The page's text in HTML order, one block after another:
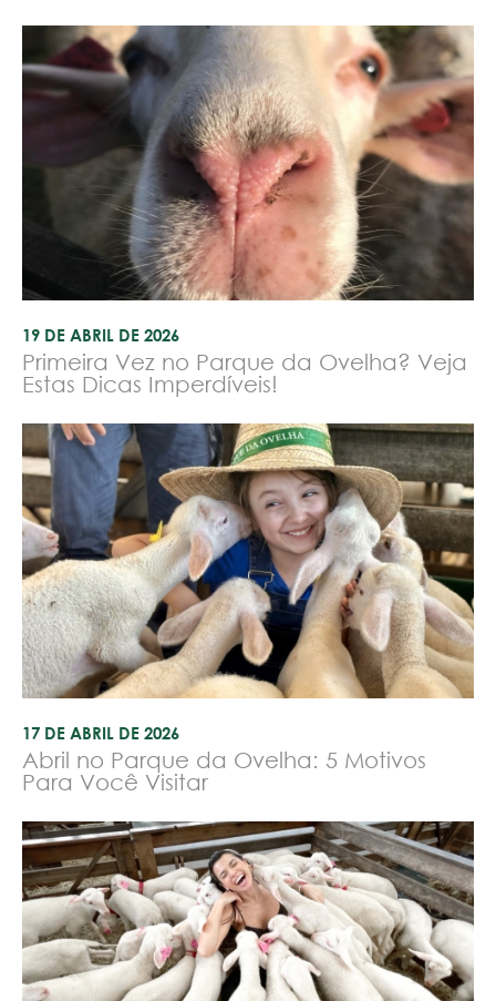
19 DE ABRIL DE 2026
Primeira Vez no Parque da Ovelha? Veja
Estas Dicas Imperdíveis!
17 DE ABRIL DE 2026
Abril no Parque da Ovelha: 5 Motivos
Para Você Visitar